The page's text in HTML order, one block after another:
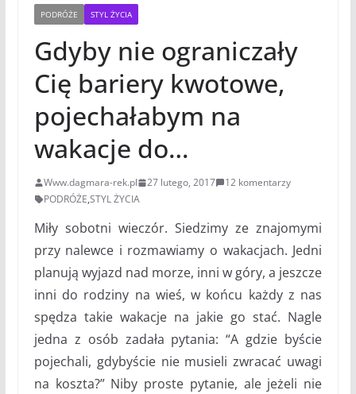
PODRÓŻE STYL ŻYCIA
Gdyby nie ograniczały
Cię bariery kwotowe,
pojechałabym na
wakacje do…
Www.dagmara-rek.pl 27 lutego, 2017
12 komentarzy
PODRÓŻE,STYL ŻYCIA
Miły sobotni wieczór. Siedzimy ze znajomymi
przy nalewce i rozmawiamy o wakacjach. Jedni
planują wyjazd nad morze, inni w góry, a jeszcze
inni do rodziny na wieś, w końcu każdy z nas
spędza takie wakacje na jakie go stać. Nagle
jedna z osób zadała pytania: “A gdzie byście
pojechali, gdybyście nie musieli zwracać uwagi
na koszta?” Niby proste pytanie, ale jeżeli nie